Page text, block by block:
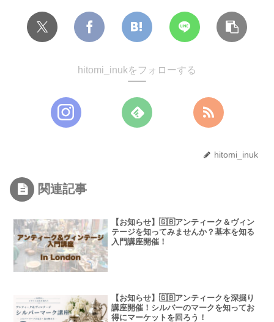
hitomi_inukをフォローする
hitomi_inuk
関連記事
【お知らせ】🇬🇧アンティーク＆ヴィン
テージを知ってみませんか？基本を知る
入門講座開催！
【お知らせ】🇬🇧アンティークを深掘り
講座開催！シルバーのマークを知ってお
得にマーケットを回ろう！